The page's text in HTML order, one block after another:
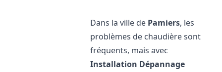
Dans la ville de Pamiers, les
problèmes de chaudière sont
fréquents, mais avec
Installation Dépannage